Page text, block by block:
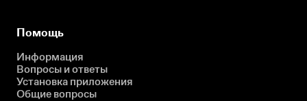
Помощь
Информация
Вопросы и ответы
Установка приложения
Общие вопросы